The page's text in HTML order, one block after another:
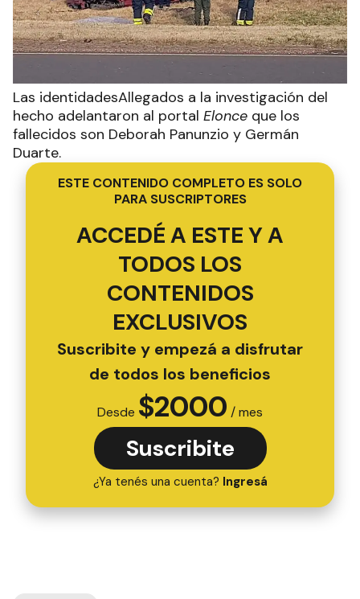
Las identidadesAllegados a la investigación del
hecho adelantaron al portal Elonce que los
fallecidos son Deborah Panunzio y Germán
Duarte.
ESTE CONTENIDO COMPLETO ES SOLO
PARA SUSCRIPTORES
ACCEDÉ A ESTE Y A
TODOS LOS
CONTENIDOS
EXCLUSIVOS
Suscribite y empezá a disfrutar
de todos los beneficios
Desde $2000 / mes
Suscribite
¿Ya tenés una cuenta? Ingresá